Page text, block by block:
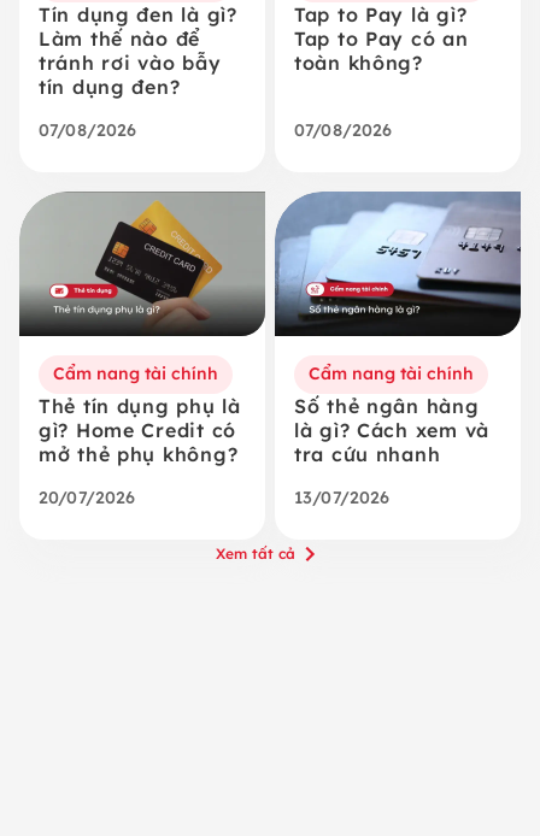
Tín dụng đen là gì?
Làm thế nào để
tránh rơi vào bẫy
tín dụng đen?
07/08/2026
Tap to Pay là gì?
Tap to Pay có an
toàn không?
07/08/2026
Cẩm nang tài chính
Thẻ tín dụng phụ là
gì? Home Credit có
mở thẻ phụ không?
20/07/2026
Cẩm nang tài chính
Số thẻ ngân hàng
là gì? Cách xem và
tra cứu nhanh
13/07/2026
Xem tất cả